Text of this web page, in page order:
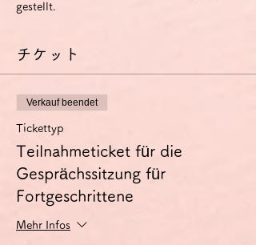
gestellt.
チケット
Verkauf beendet
Tickettyp
Teilnahmeticket für die
Gesprächssitzung für
Fortgeschrittene
Mehr Infos